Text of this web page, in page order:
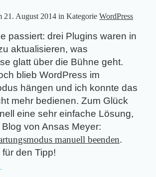
21. August 2014 in Kategorie WordPress
passiert: drei Plugins waren in
aktualisieren, was
glatt über die Bühne geht.
blieb WordPress im
hängen und ich konnte das
mehr bedienen. Zum Glück
eine sehr einfache Lösung,
von Ansas Meyer:
manuell beenden.
den Tipp!